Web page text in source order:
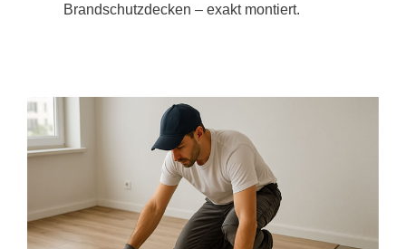
Brandschutzdecken – exakt montiert.